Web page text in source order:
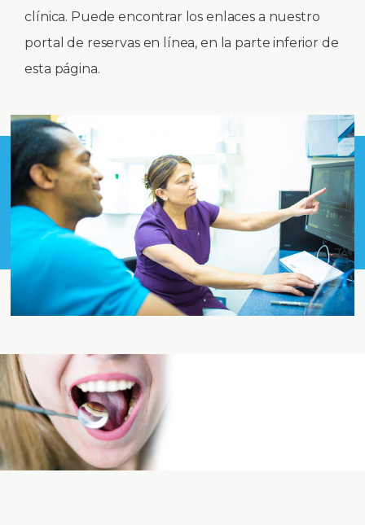
clínica. Puede encontrar los enlaces a nuestro
portal de reservas en línea, en la parte inferior de
esta página.